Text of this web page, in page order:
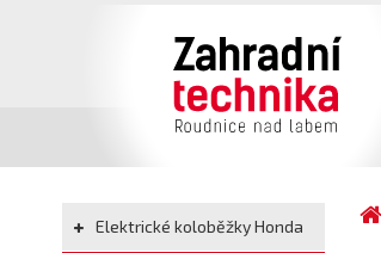
Elektrické koloběžky Honda